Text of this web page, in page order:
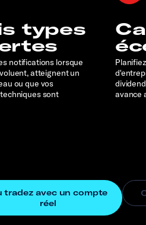
types
notifications lorsque
atteignent un
ou que vos
sont
avance